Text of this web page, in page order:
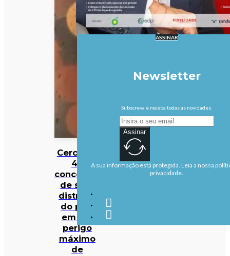
Cerca de
40
concelhos
de sete
distritos
do país
em em
perigo
máximo
de
ASSINAR
Newsletter
Subscreva e receba todas as novidades.
Assinar
A sua informação está protegida. Leia a nossa
privacidade.